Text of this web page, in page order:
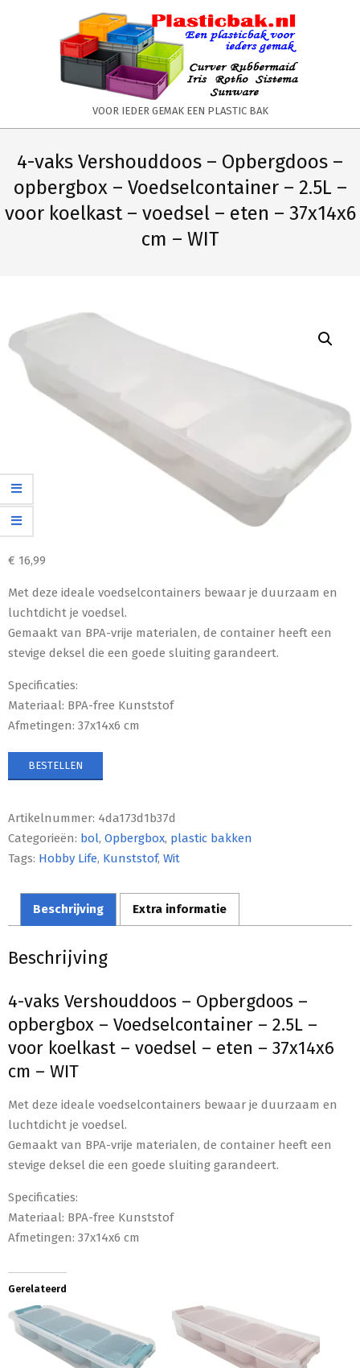
PLASTICBAK.NL
VOOR IEDER GEMAK EEN PLASTIC BAK
Navigation
Navigation
4-vaks Vershouddoos – Opbergdoos –
opbergbox – Voedselcontainer – 2.5L –
voor koelkast – voedsel – eten – 37x14x6
cm – WIT
€ 16,99
Met deze ideale voedselcontainers bewaar je duurzaam en
luchtdicht je voedsel.
Gemaakt van BPA-vrije materialen, de container heeft een
stevige deksel die een goede sluiting garandeert.
Specificaties:
Materiaal: BPA-free Kunststof
Afmetingen: 37x14x6 cm
BESTELLEN
Artikelnummer: 4da173d1b37d
Categorieën: bol, Opbergbox, plastic bakken
Tags: Hobby Life, Kunststof, Wit
Beschrijving Extra informatie
Beschrijving
4-vaks Vershouddoos – Opbergdoos –
opbergbox – Voedselcontainer – 2.5L –
voor koelkast – voedsel – eten – 37x14x6
cm – WIT
Met deze ideale voedselcontainers bewaar je duurzaam en
luchtdicht je voedsel.
Gemaakt van BPA-vrije materialen, de container heeft een
stevige deksel die een goede sluiting garandeert.
Specificaties:
Materiaal: BPA-free Kunststof
Afmetingen: 37x14x6 cm
Gerelateerd